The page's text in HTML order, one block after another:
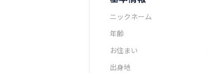
ニックネーム
年齢
お住まい
出身地